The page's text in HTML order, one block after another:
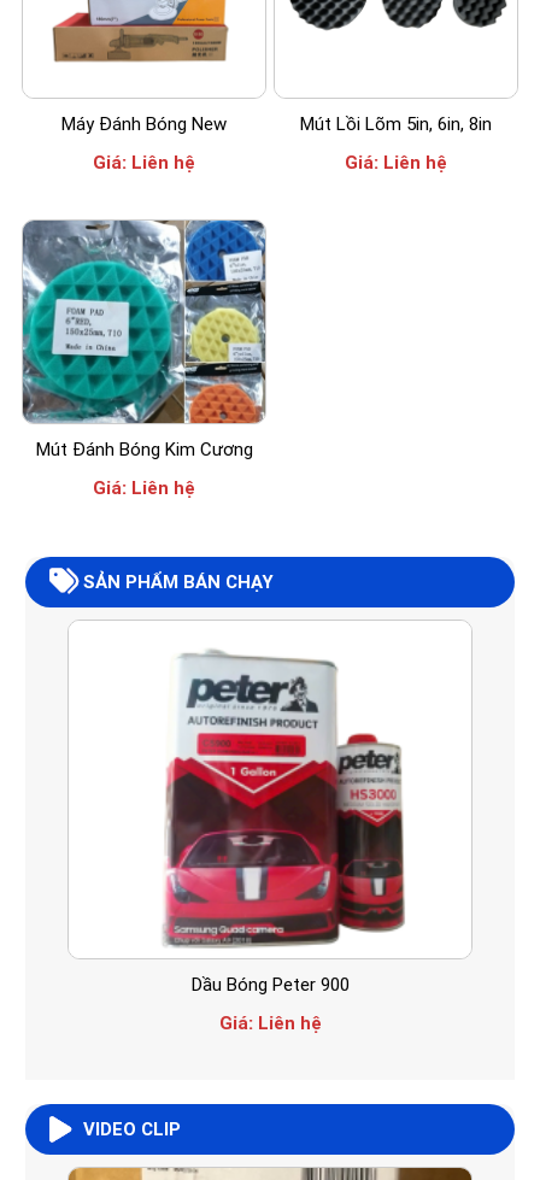
SẢN PHẨM BÁN CHẠY
Dầu Bóng Peter 900
Giá: Liên hệ
VIDEO CLIP
Máy Đánh Bóng New
Giá: Liên hệ
Mút Lồi Lõm 5in, 6in, 8in
Giá: Liên hệ
Mút Đánh Bóng Kim Cương
Giá: Liên hệ